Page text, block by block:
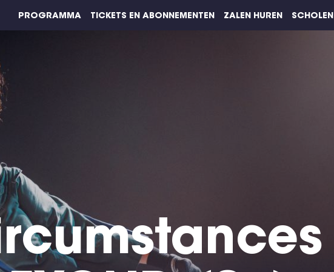
PROGRAMMA TICKETS EN ABONNEMENTEN ZALEN HUREN SCHOLEN